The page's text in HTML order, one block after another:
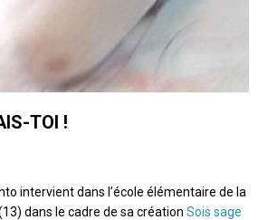
TOI !
intervient dans l’école élémentaire de la
dans le cadre de sa création Sois sage